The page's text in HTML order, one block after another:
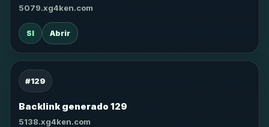
5079.xg4ken.com
SI Abrir
#129
Backlink generado 129
5138.xg4ken.com